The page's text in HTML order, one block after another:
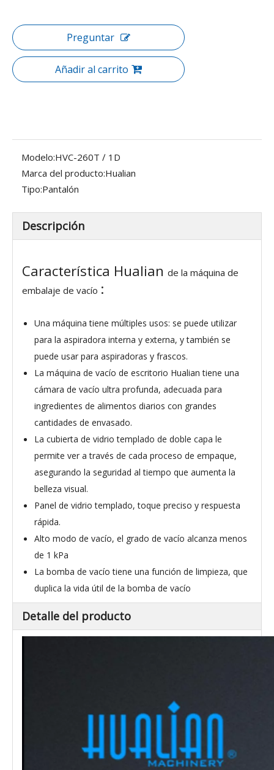
Preguntar
Añadir al carrito
Modelo:HVC-260T ∕ 1D
Marca del producto:Hualian
Tipo:Pantalón
Descripción
Característica Hualian de la máquina de
embalaje de vacío :
Una máquina tiene múltiples usos: se puede utilizar
para la aspiradora interna y externa, y también se
puede usar para aspiradoras y frascos.
La máquina de vacío de escritorio Hualian tiene una
cámara de vacío ultra profunda, adecuada para
ingredientes de alimentos diarios con grandes
cantidades de envasado.
La cubierta de vidrio templado de doble capa le
permite ver a través de cada proceso de empaque,
asegurando la seguridad al tiempo que aumenta la
belleza visual.
Panel de vidrio templado, toque preciso y respuesta
rápida.
Alto modo de vacío, el grado de vacío alcanza menos
de 1 kPa
La bomba de vacío tiene una función de limpieza, que
duplica la vida útil de la bomba de vacío
Detalle del producto